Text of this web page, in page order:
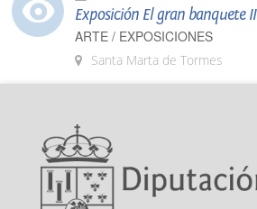
Exposición El gran banquete II
ARTE / EXPOSICIONES
Santa Marta de Tormes